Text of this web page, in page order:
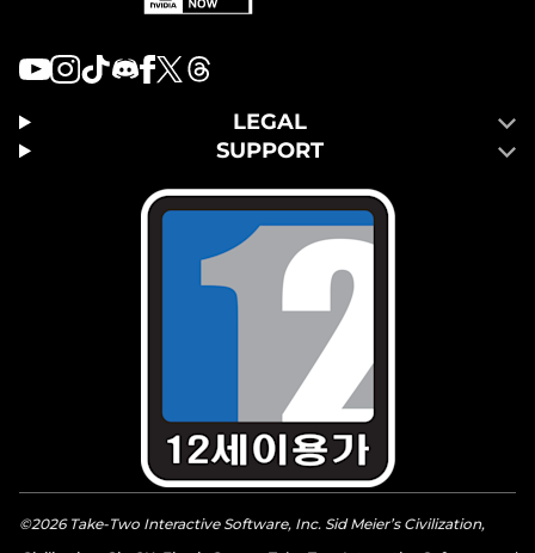
LEGAL
SUPPORT
©2026 Take-Two Interactive Software, Inc. Sid Meier’s Civilization,